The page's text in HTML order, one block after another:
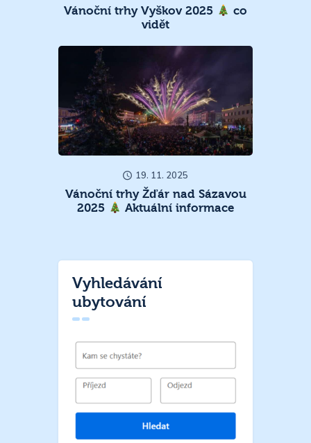
Vánoční trhy Vyškov 2025
co
vidět
19. 11. 2025
Vánoční trhy Žďár nad Sázavou
2025
Aktuální informace
Vyhledávání
ubytování